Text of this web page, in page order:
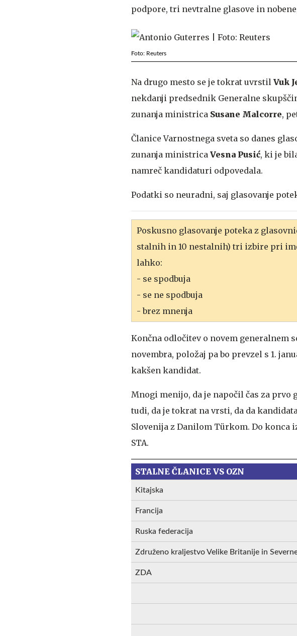
podpore, tri nevtralne glasove in
Foto: Reuters
Na drugo mesto se je tokrat uvrstil Vuk
nekdanji predsednik Generalne
zunanja ministrica Susane Malcorre,
Članice Varnostnega sveta so danes
zunanja ministrica Vesna Pusić, ki je
namreč kandidaturi odpovedala.
Podatki so neuradni, saj glasovanje
Poskusno glasovanje poteka z
stalnih in 10 nestalnih) tri izbire pri
lahko:
- se spodbuja
- se ne spodbuja
- brez mnenja
Končna odločitev o novem generalnem
novembra, položaj pa bo prevzel s 1.
kakšen kandidat.
Mnogi menijo, da je napočil čas za
tudi, da je tokrat na vrsti, da da
Slovenija z Danilom Türkom. Do konca
STA.
STALNE ČLANICE VS OZN
Kitajska
Francija
Ruska federacija
Združeno kraljestvo Velike Britanije in
ZDA